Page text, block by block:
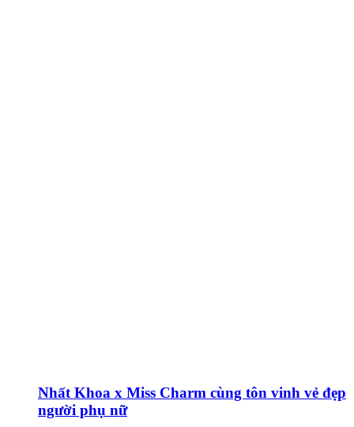
Nhất Khoa x Miss Charm cùng tôn vinh vẻ đẹp
người phụ nữ